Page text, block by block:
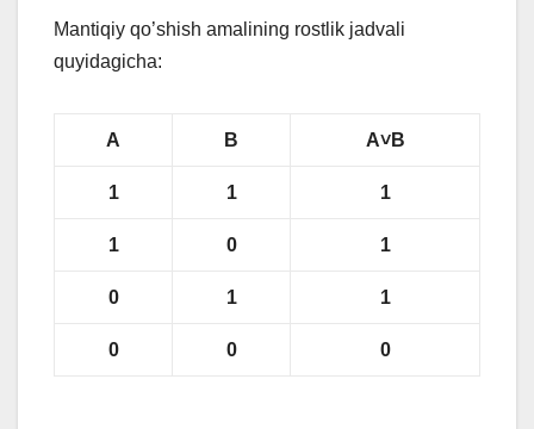
Mantiqiy qo’shish amalining rostlik jadvali
quyidagicha:
A B A˅B
1 1 1
1 0 1
0 1 1
0 0 0